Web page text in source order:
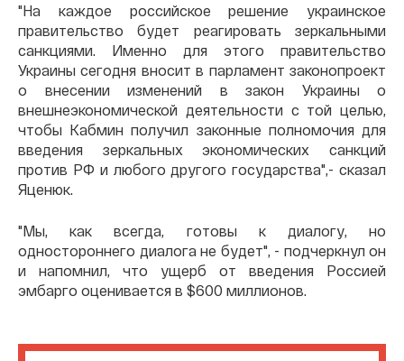
"На каждое российское решение украинское
правительство будет реагировать зеркальными
санкциями. Именно для этого правительство
Украины сегодня вносит в парламент законопроект
о внесении изменений в закон Украины о
внешнеэкономической деятельности с той целью,
чтобы Кабмин получил законные полномочия для
введения зеркальных экономических санкций
против РФ и любого другого государства",- сказал
Яценюк.
"Мы, как всегда, готовы к диалогу, но
одностороннего диалога не будет", - подчеркнул он
и напомнил, что ущерб от введения Россией
эмбарго оценивается в $600 миллионов.